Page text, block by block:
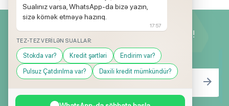
Yeniliklərimizdən ilk siz xəbərdar olun!
Sualınız varsa, WhatsApp-da bizə yazın,
sizə kömək etməyə hazırıq.
17:57
TEZ-TEZ VERILƏN SUALLAR:
Stokda var? Kredit şərtləri Endirim var?
Pulsuz Çatdırılma var? Daxili kredit mümkündür?